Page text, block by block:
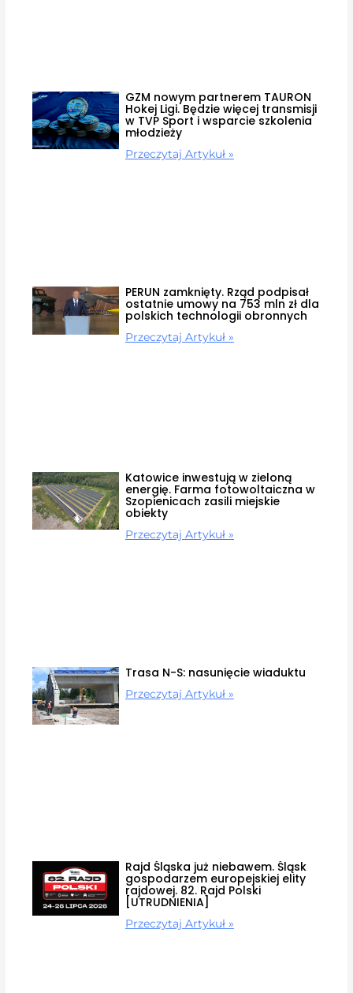
GZM nowym partnerem TAURON
Hokej Ligi. Będzie więcej transmisji
w TVP Sport i wsparcie szkolenia
młodzieży
Przeczytaj Artykuł »
PERUN zamknięty. Rząd podpisał
ostatnie umowy na 753 mln zł dla
polskich technologii obronnych
Przeczytaj Artykuł »
Katowice inwestują w zieloną
energię. Farma fotowoltaiczna w
Szopienicach zasili miejskie
obiekty
Przeczytaj Artykuł »
Trasa N-S: nasunięcie wiaduktu
Przeczytaj Artykuł »
Rajd Śląska już niebawem. Śląsk
gospodarzem europejskiej elity
rajdowej. 82. Rajd Polski
[UTRUDNIENIA]
Przeczytaj Artykuł »